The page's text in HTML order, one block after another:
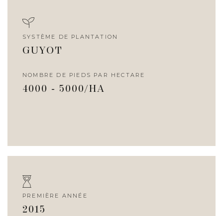
SYSTÈME DE PLANTATION
GUYOT
NOMBRE DE PIEDS PAR HECTARE
4000 - 5000/HA
PREMIÈRE ANNÉE
2015